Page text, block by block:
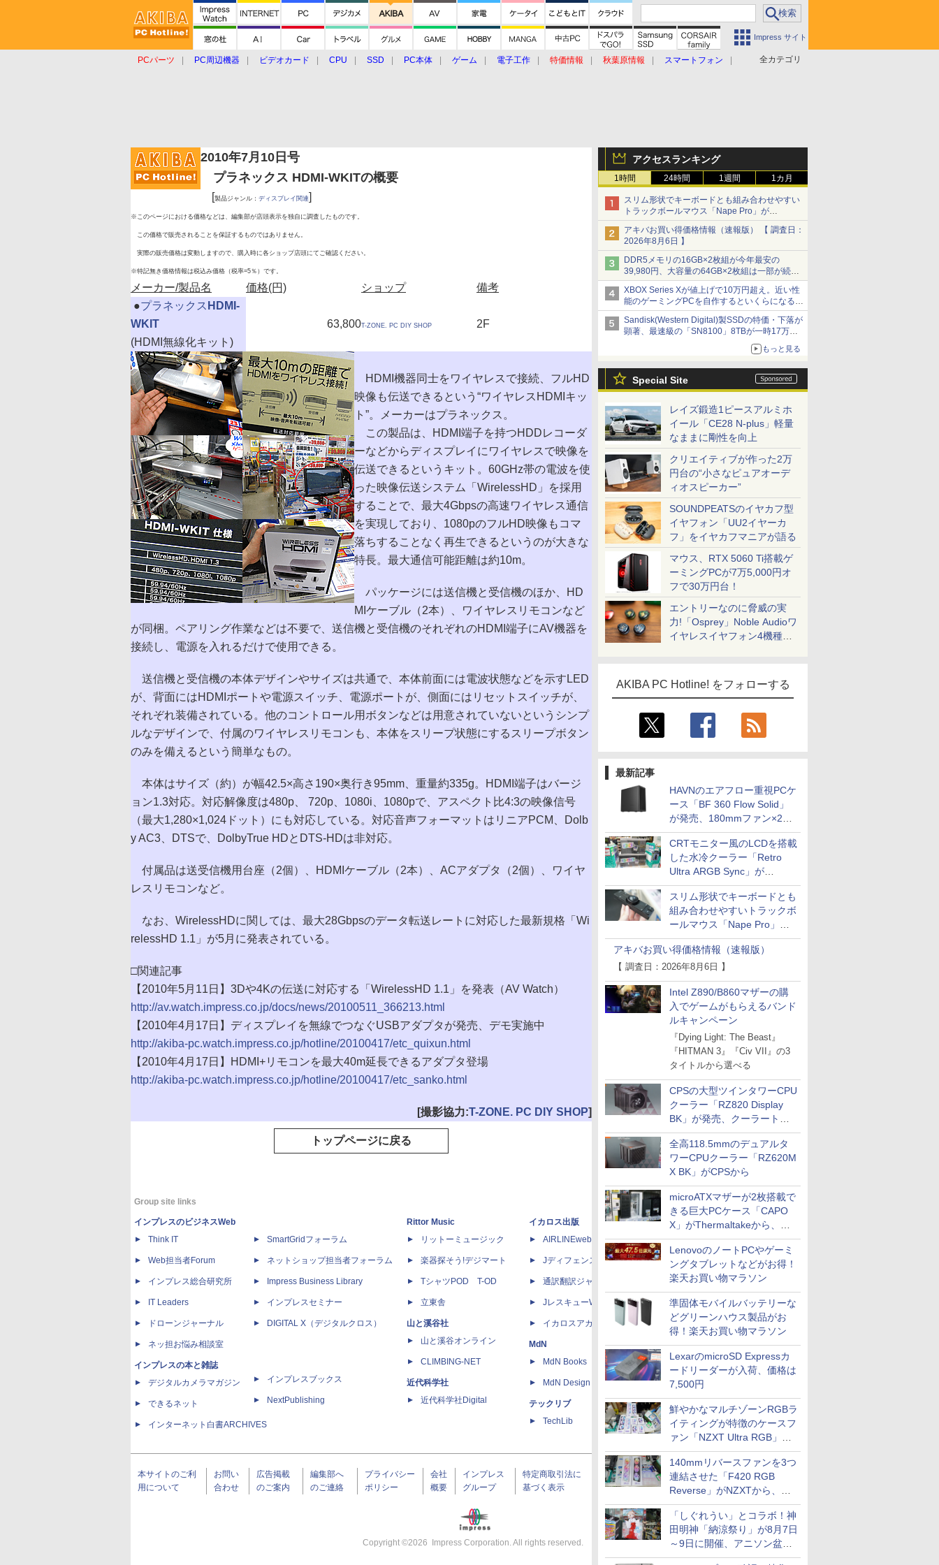
Impress サイト
全カテゴリ
PCパーツ PC周辺機器 ビデオカード CPU SSD PC本体 ゲーム 電子工作 特価情報 秋葉原情報
スマートフォン
アクセスランキング
1時間 24時間 1週間 1カ月
スリム形状でキーボードとも組み合わせやすい
トラックボールマウス「Nape Pro」が
Keychronから
アキバお買い得価格情報（速報版） 【 調査日：
2026年8月6日 】
DDR5メモリの16GB×2枚組が今年最安の
39,980円、大容量の64GB×2枚組は一部が続騰
[8月前半のメモリ価格]
XBOX Series Xが値上げで10万円超え。近い性
能のゲーミングPCを自作するといくらになる？
【石田賀津男の『酒の肴にPCゲーム』】
Sandisk(Western Digital)製SSDの特価・下落が
顕著、最速級の「SN8100」8TBが一時17万円
もっと見る
Special Site
レイズ鍛造1ピースアルミホ
イール「CE28 N-plus」軽量
なままに剛性を向上
クリエイティブが作った2万
円台の“小さなピュアオーデ
ィオスピーカー”
SOUNDPEATSのイヤカフ型
イヤフォン「UU2イヤーカ
フ」をイヤカフマニアが語る
マウス、RTX 5060 Ti搭載ゲ
ーミングPCが7万5,000円オ
フで30万円台！
エントリーなのに脅威の実
力!「Osprey」Noble Audioワ
イヤレスイヤフォン4機種を
AKIBA PC Hotline! をフォローする
最新記事
HAVNのエアフロー重視PCケ
ース「BF 360 Flow Solid」
が発売、180mmファン×2搭
載
CRTモニター風のLCDを搭載
した水冷クーラー「Retro
Ultra ARGB Sync」が
Thermaltakeから
スリム形状でキーボードとも
組み合わせやすいトラックボ
ールマウス「Nape Pro」が
Keychronから
アキバお買い得価格情報（速報版）
【 調査日：2026年8月6日 】
Intel Z890/B860マザーの購
入でゲームがもらえるバンド
ルキャンペーン
『Dying Light: The Beast』
『HITMAN 3』『Civ VII』の3
タイトルから選べる
CPSの大型ツインタワーCPU
クーラー「RZ820 Display
BK」が発売、クーラートッ
プに5インチ液晶搭載
全高118.5mmのデュアルタ
ワーCPUクーラー「RZ620M
X BK」がCPSから
microATXマザーが2枚搭載で
きる巨大PCケース「CAPO
X」がThermaltakeから、カ
ラーは2色
LenovoのノートPCやゲーミ
ングタブレットなどがお得！
楽天お買い物マラソン
準固体モバイルバッテリーな
どグリーンハウス製品がお
得！楽天お買い物マラソン
LexarのmicroSD Expressカ
ードリーダーが入荷、価格は
7,500円
鮮やかなマルチゾーンRGBラ
イティングが特徴のケースフ
ァン「NZXT Ultra RGB」が
発売、計8製品
140mmリバースファンを3つ
連結させた「F420 RGB
Reverse」がNZXTから、単
一フレーム採用
「しぐれうい」とコラボ！神
田明神「納涼祭り」が8月7日
～9日に開催、アニソン盆踊
りや屋台グルメなどもあり
2010年7月10日号
プラネックス HDMI-WKITの概要
[製品ジャンル： ディスプレイ関連]
※このページにおける価格などは、編集部が店頭表示を独自に調査したものです。
この価格で販売されることを保証するものではありません。
実際の販売価格は変動しますので、購入時に各ショップ店頭にてご確認ください。
※特記無き価格情報は税込み価格（税率=5％）です。
メーカー/製品名 価格(円) ショップ
備考
●プラネックス HDMI-
WKIT
(HDMI無線化キット)
63,800T-ZONE. PC DIY SHOP 2F
HDMI機器同士をワイヤレスで接続、フルHD
映像も伝送できるという“ワイヤレスHDMIキッ
ト”。メーカーはプラネックス。
この製品は、HDMI端子を持つHDDレコーダ
ーなどからディスプレイにワイヤレスで映像を
伝送できるというキット。60GHz帯の電波を使
った映像伝送システム「WirelessHD」を採用
することで、最大4Gbpsの高速ワイヤレス通信
を実現しており、1080pのフルHD映像もコマ
落ちすることなく再生できるというのが大きな
特長。最大通信可能距離は約10m。
パッケージには送信機と受信機のほか、HD
MIケーブル（2本）、ワイヤレスリモコンなど
が同梱。ペアリング作業などは不要で、送信機と受信機のそれぞれのHDMI端子にAV機器を
接続し、電源を入れるだけで使用できる。
送信機と受信機の本体デザインやサイズは共通で、本体前面には電波状態などを示すLED
が、背面にはHDMIポートや電源スイッチ、電源ポートが、側面にはリセットスイッチが、
それぞれ装備されている。他のコントロール用ボタンなどは用意されていないというシンプ
ルなデザインで、付属のワイヤレスリモコンも、本体をスリープ状態にするスリープボタン
のみを備えるという簡単なもの。
本体はサイズ（約）が幅42.5×高さ190×奥行き95mm、重量約335g。HDMI端子はバージ
ョン1.3対応。対応解像度は480p、 720p、1080i、1080pで、アスペクト比4:3の映像信号
（最大1,280×1,024ドット）にも対応している。対応音声フォーマットはリニアPCM、Dolb
y AC3、DTSで、DolbyTrue HDとDTS-HDは非対応。
付属品は送受信機用台座（2個）、HDMIケーブル（2本）、ACアダプタ（2個）、ワイヤ
レスリモコンなど。
なお、WirelessHDに関しては、最大28Gbpsのデータ転送レートに対応した最新規格「Wi
relessHD 1.1」が5月に発表されている。
□関連記事
【2010年5月11日】3Dや4Kの伝送に対応する「WirelessHD 1.1」を発表（AV Watch）
http://av.watch.impress.co.jp/docs/news/20100511_366213.html
【2010年4月17日】ディスプレイを無線でつなぐUSBアダプタが発売、デモ実施中
http://akiba-pc.watch.impress.co.jp/hotline/20100417/etc_quixun.html
【2010年4月17日】HDMI+リモコンを最大40m延長できるアダプタ登場
http://akiba-pc.watch.impress.co.jp/hotline/20100417/etc_sanko.html
[撮影協力:T-ZONE. PC DIY SHOP]
トップページに戻る
Group site links
インプレスのビジネスWeb
Think IT
Web担当者Forum
インプレス総合研究所
IT Leaders
ドローンジャーナル
ネッ担お悩み相談室
インプレスの本と雑誌
デジタルカメラマガジン
できるネット
インターネット白書ARCHIVES
SmartGridフォーラム
ネットショップ担当者フォーラム
Impress Business Library
インプレスセミナー
DIGITAL X（デジタルクロス）
インプレスブックス
NextPublishing
Rittor Music
リットーミュージック
楽器探そう!デジマート
TシャツPOD T-OD
立東舎
山と溪谷社
山と溪谷オンライン
CLIMBING-NET
近代科学社
近代科学社Digital
イカロス出版
AIRLINEweb
Jディフェンスニュース
通訳翻訳ジャーナル
JレスキューWeb
イカロスアカデミー
MdN
MdN Books
MdN Design Interactive
テックリブ
TechLib
ICE
天海社
Comic curea
impress QuickBooks
PUBFUN
パブファンセルフ
TシャツPOD pTa.shop
カスタム写真集POD fabli
Impress Group Publication Informa
tion
本サイトのご利
用について
お問い
合わせ
広告掲載
のご案内
編集部へ
のご連絡
プライバシー
ポリシー
会社
概要
インプレス
グループ
特定商取引法に
基づく表示
Copyright ©2026 Impress Corporation. All rights reserved.